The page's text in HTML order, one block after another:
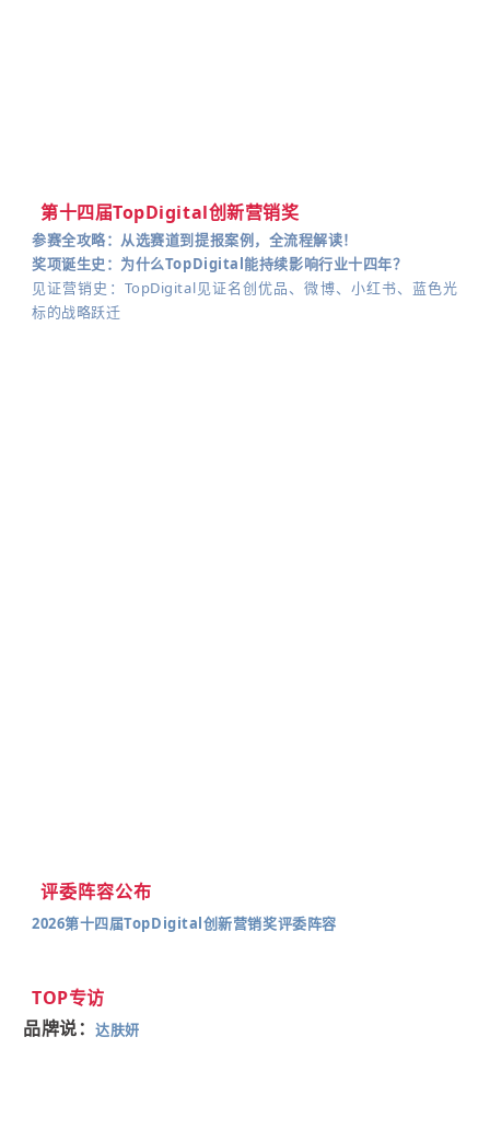
第十四届TopDigital创新营销奖
参赛全攻略：从选赛道到提报案例，全流程解读！
奖项诞生史：为什么TopDigital能持续影响行业十四年？
见证营销史：TopDigital见证名创优品、微博、小红书、蓝色光
标的战略跃迁
评委阵容公布
2026第十四届TopDigital创新营销奖评委阵容
TOP专访
品牌说：达肤妍